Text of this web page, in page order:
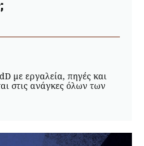
με εργαλεία, πηγές και
στις ανάγκες όλων των